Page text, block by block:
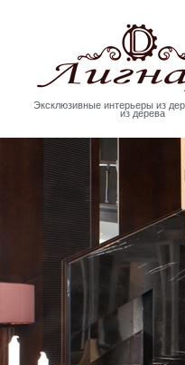
Эксклюзивные интерьеры из
из дерева